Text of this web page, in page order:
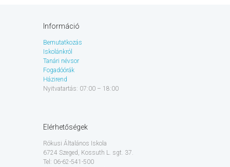
Információ
Bemutatkozás
Iskolánkról
Tanári névsor
Fogadóórák
Házirend
Nyitvatartás: 07:00 – 18:00
Elérhetőségek
Rókusi Általános Iskola
6724 Szeged, Kossuth L. sgt. 37.
Tel: 06-62-541-500